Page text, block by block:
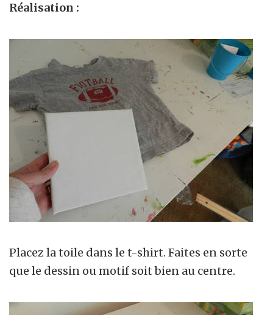
Réalisation :
Placez la toile dans le t-shirt. Faites en sorte
que le dessin ou motif soit bien au centre.